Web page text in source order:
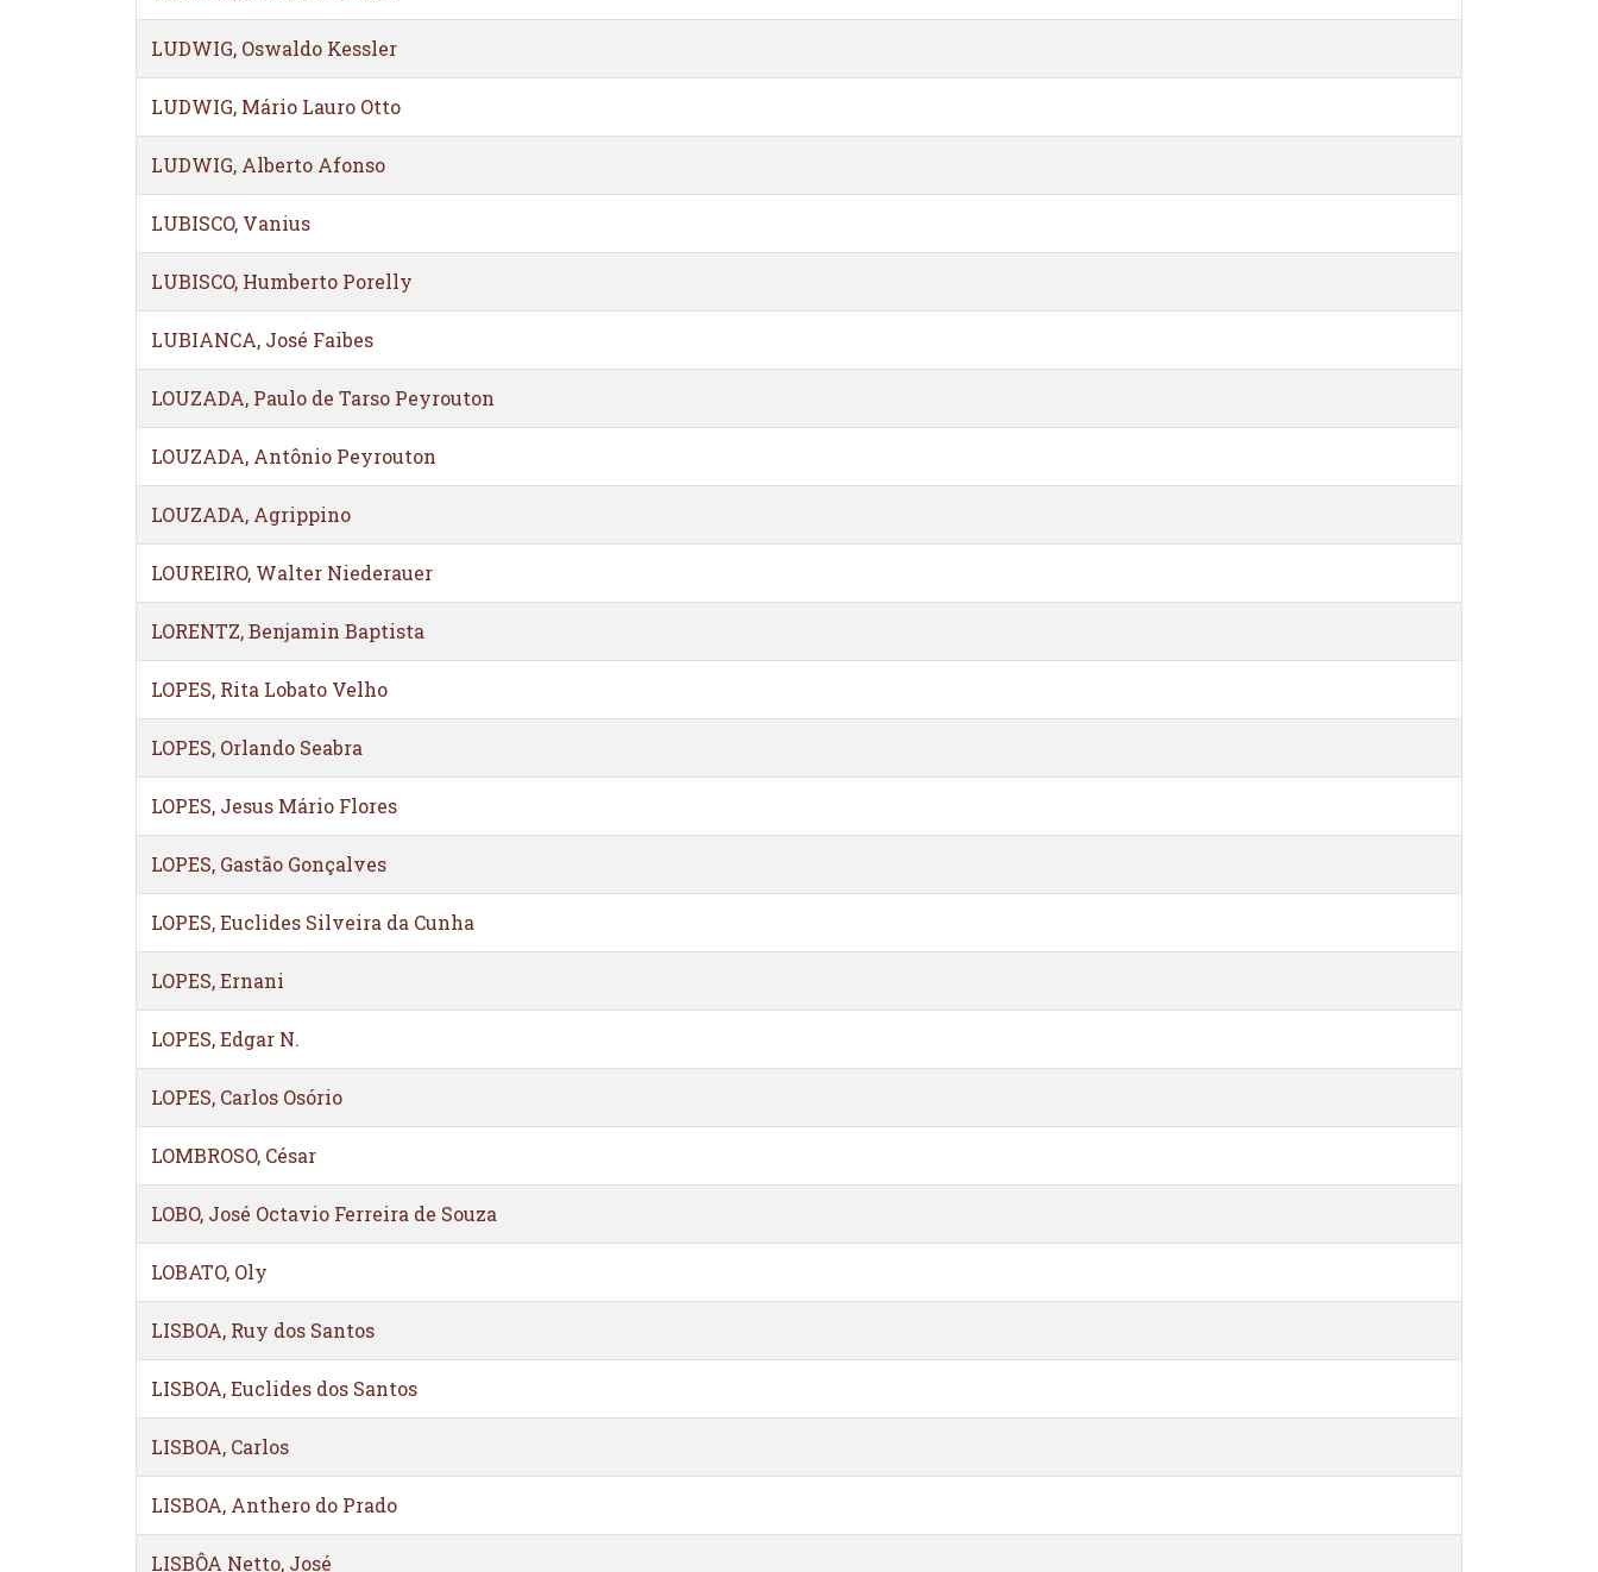
LUDWIG, Oswaldo Kessler
LUDWIG, Mário Lauro Otto
LUDWIG, Alberto Afonso
LUBISCO, Vanius
LUBISCO, Humberto Porelly
LUBIANCA, José Faibes
LOUZADA, Paulo de Tarso Peyrouton
LOUZADA, Antônio Peyrouton
LOUZADA, Agrippino
LOUREIRO, Walter Niederauer
LORENTZ, Benjamin Baptista
LOPES, Rita Lobato Velho
LOPES, Orlando Seabra
LOPES, Jesus Mário Flores
LOPES, Gastão Gonçalves
LOPES, Euclides Silveira da Cunha
LOPES, Ernani
LOPES, Edgar N.
LOPES, Carlos Osório
LOMBROSO, César
LOBO, José Octavio Ferreira de Souza
LOBATO, Oly
LISBOA, Ruy dos Santos
LISBOA, Euclides dos Santos
LISBOA, Carlos
LISBOA, Anthero do Prado
LISBÔA Netto, José